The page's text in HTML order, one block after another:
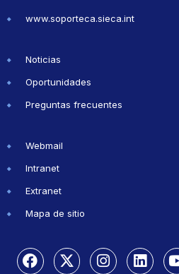
www.soporteca.sieca.int
Noticias
Oportunidades
Preguntas frecuentes
Webmail
Intranet
Extranet
Mapa de sitio